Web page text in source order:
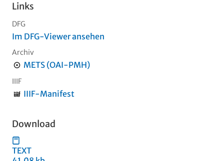
Links
DFG
Im DFG-Viewer ansehen
Archiv
METS (OAI-PMH)
IIIF
IIIF-Manifest
Download
TEXT